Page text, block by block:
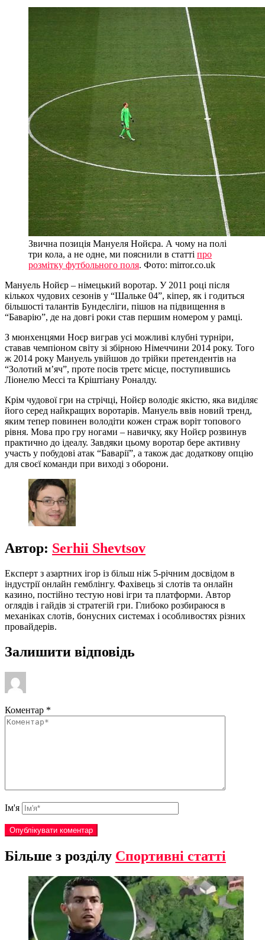
Звична позиція Мануеля Нойєра. А чому на полі
три кола, а не одне, ми пояснили в статті про
розмітку футбольного поля. Фото: mirror.co.uk
Мануель Нойєр – німецький воротар. У 2011 році після
кількох чудових сезонів у “Шальке 04”, кіпер, як і годиться
більшості талантів Бундесліги, пішов на підвищення в
“Баварію”, де на довгі роки став першим номером у рамці.
З мюнхенцями Ноєр виграв усі можливі клубні турніри,
ставав чемпіоном світу зі збірною Німеччини 2014 року. Того
ж 2014 року Мануель увійшов до трійки претендентів на
“Золотий м’яч”, проте посів третє місце, поступившись
Ліонелю Мессі та Кріштіану Роналду.
Крім чудової гри на стрічці, Нойєр володіє якістю, яка виділяє
його серед найкращих воротарів. Мануель ввів новий тренд,
яким тепер повинен володіти кожен страж воріт топового
рівня. Мова про гру ногами – навичку, яку Нойєр розвинув
практично до ідеалу. Завдяки цьому воротар бере активну
участь у побудові атак “Баварії”, а також дає додаткову опцію
для своєї команди при виході з оборони.
Автор: Serhii Shevtsov
Експерт з азартних ігор із більш ніж 5-річним досвідом в
індустрії онлайн гемблінгу. Фахівець зі слотів та онлайн
казино, постійно тестую нові ігри та платформи. Автор
оглядів і гайдів зі стратегій гри. Глибоко розбираюся в
механіках слотів, бонусних системах і особливостях різних
провайдерів.
Залишити відповідь
Коментар *
Ім'я
Більше з розділу Спортивні статті